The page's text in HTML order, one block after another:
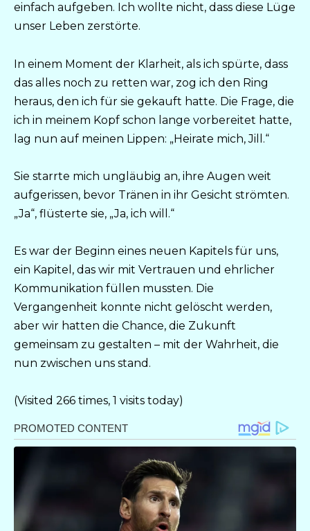
einfach aufgeben. Ich wollte nicht, dass diese Lüge
unser Leben zerstörte.
In einem Moment der Klarheit, als ich spürte, dass
das alles noch zu retten war, zog ich den Ring
heraus, den ich für sie gekauft hatte. Die Frage, die
ich in meinem Kopf schon lange vorbereitet hatte,
lag nun auf meinen Lippen: „Heirate mich, Jill.“
Sie starrte mich ungläubig an, ihre Augen weit
aufgerissen, bevor Tränen in ihr Gesicht strömten.
„Ja“, flüsterte sie, „Ja, ich will.“
Es war der Beginn eines neuen Kapitels für uns,
ein Kapitel, das wir mit Vertrauen und ehrlicher
Kommunikation füllen mussten. Die
Vergangenheit konnte nicht gelöscht werden,
aber wir hatten die Chance, die Zukunft
gemeinsam zu gestalten – mit der Wahrheit, die
nun zwischen uns stand.
(Visited 266 times, 1 visits today)